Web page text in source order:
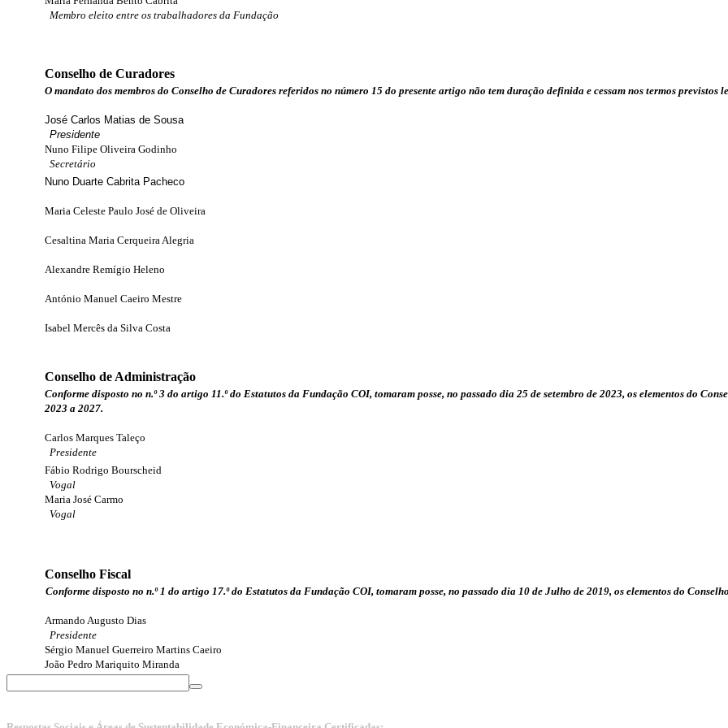
Membro eleito entre os trabalhadores da Fundação
Conselho de Curadores
O mandato dos membros do Conselho de Curadores referidos no número 15 do presente artigo não tem duração definida e cessam nos termos previstos
José Carlos Matias de Sousa
Presidente
Nuno Filipe Oliveira Godinho
Secretário
Nuno Duarte Cabrita Pacheco
Maria Celeste Paulo José de Oliveira
Cesaltina Maria Cerqueira Alegria
Alexandre Remígio Heleno
António Manuel Caeiro Mestre
Isabel Mercês da Silva Costa
Conselho de Administração
Conforme disposto no n.º 3 do artigo 11.º do Estatutos da Fundação COI, tomaram posse, no passado dia 25 de setembro de 2023, os elementos do
2023 a 2027.
Carlos Marques Taleço
Presidente
Fábio Rodrigo Bourscheid
Vogal
Maria José Carmo
Vogal
Conselho Fiscal
Conforme disposto no n.º 1 do artigo 17.º do Estatutos da Fundação COI, tomaram posse, no passado dia 10 de Julho de 2019, os elementos do
Armando Augusto Dias
Presidente
Sérgio Manuel Guerreiro Martins Caeiro
João Pedro Mariquito Miranda